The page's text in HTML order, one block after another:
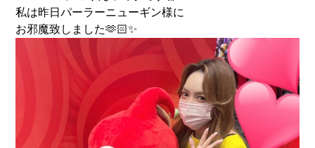
私は昨日パーラーニューギン様に
お邪魔致しました🫶🏻✨